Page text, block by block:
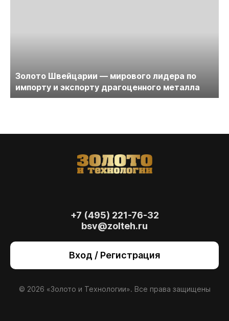
Золото Швейцарии — мирового лидера по
импорту и экспорту драгоценного металла
+7 (495) 221-76-32
bsv@zolteh.ru
Вход / Регистрация
© 2026 «Золото и Технологии». Все права защищены
также для анализа сайта и улучшения
сайт, вы даете согласиена использование